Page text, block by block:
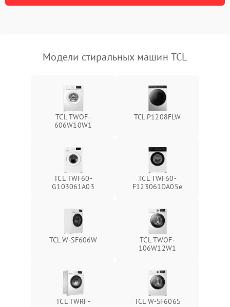
Модели стиральных машин TCL
TCL TWOF-
606W10W1
TCL P1208FLW
TCL TWF60-
G103061A03
TCL TWF60-
F123061DA05e
TCL W-SF606W
TCL TWOF-
106W12W1
TCL TWRF-
TCL W-SF606S